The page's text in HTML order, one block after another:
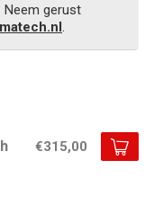
Neem gerust
.
€315,00